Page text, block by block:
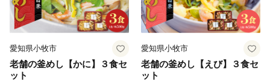
〇ふるさと納税を通じて障がい者の雇用を！
がい者の皆様に正式に委託しております。
もしかすると、きちんと梱包されているか心配される方
愛知県小牧市
老舗の釜めし【かに】３食セ
ット
愛知県小牧市
老舗の釜めし【えび】３食セ
ット